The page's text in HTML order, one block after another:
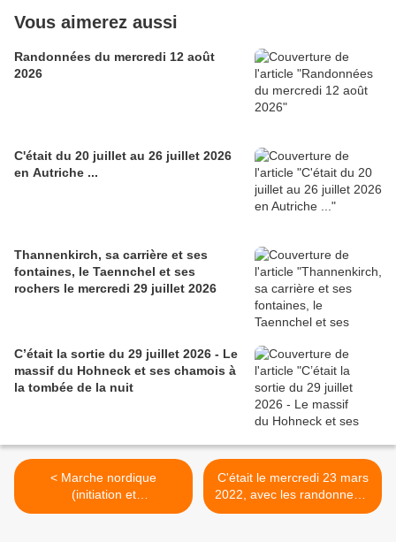
Vous aimerez aussi
Randonnées du mercredi 12 août
2026
C'était du 20 juillet au 26 juillet 2026
en Autriche ...
Thannenkirch, sa carrière et ses
fontaines, le Taennchel et ses
rochers le mercredi 29 juillet 2026
C’était la sortie du 29 juillet 2026 - Le
massif du Hohneck et ses chamois à
la tombée de la nuit
< Marche nordique
(initiation et
perfectionnement), lundi 28
C'était le mercredi 23 mars
2022, avec les randonneurs
>